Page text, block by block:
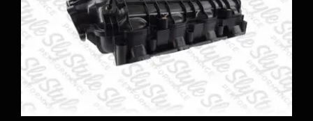
auf.
Die
Optionen
können